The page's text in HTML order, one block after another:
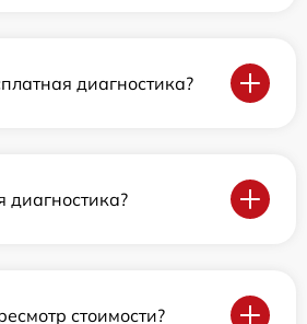
диагностика?
диагностика?
стоимости?